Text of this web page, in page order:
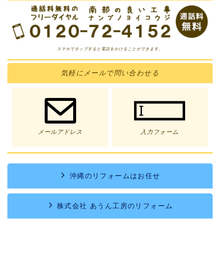
スマホでタップすると電話をかけることができます。
気軽に メールで問い合わせる
メールアドレス 入力フォーム
沖縄のリフォームはお任せ
株式会社 あうん工房のリフォーム